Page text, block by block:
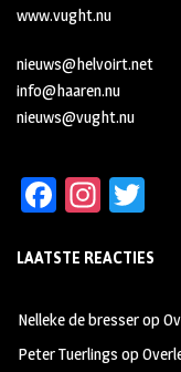
www.vught.nu
nieuws@helvoirt.net
info@haaren.nu
nieuws@vught.nu
Fa
b
oo
k
In
ag
m
tt
LAATSTE REACTIES
Nelleke de bresserop
Peter Tuerlings op